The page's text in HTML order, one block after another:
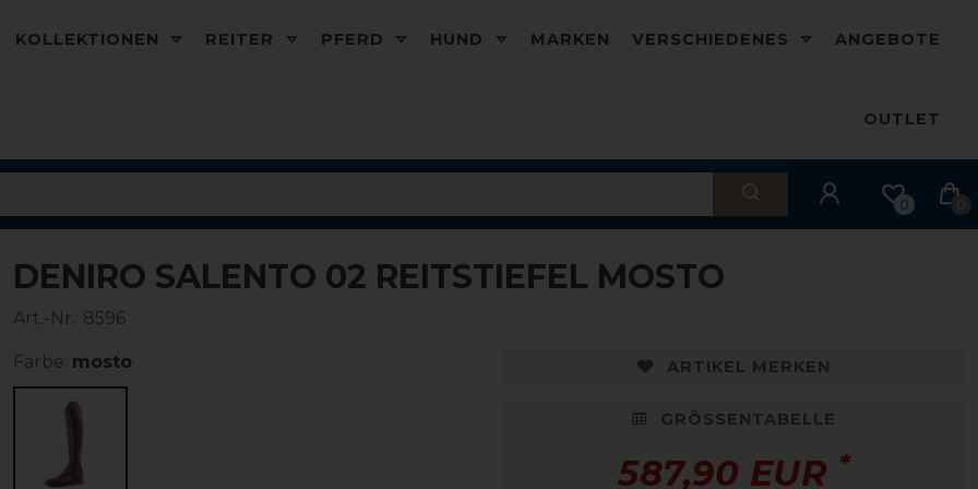
KOLLEKTIONEN REITER PFERD HUND MARKEN VERSCHIEDENES ANGEBOTE
OUTLET
0 0
DENIRO SALENTO 02 REITSTIEFEL MOSTO
Art.-Nr.: 8596
Farbe: mosto ARTIKEL MERKEN
GRÖSSENTABELLE
587,90 EUR *